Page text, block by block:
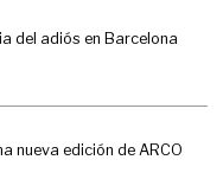
del adiós en Barcelona
nueva edición de ARCO